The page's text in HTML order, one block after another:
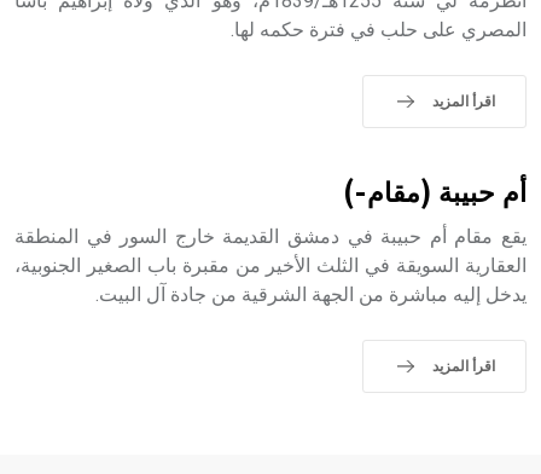
التاسع، وهم ينتسبون إلى أسرة أوسروين
sign تكتب منفصلة غير متصلة، وتعتمد المبدأ الأكوروفوني،
حيث تقتصر القيمة الصوتية للعلامة الك
المصري على حلب في فترة حكمه لها.
اقرأ المزيد
أم حبيبة (مقام-)
يقع مقام أم حبيبة في دمشق القديمة خارج السور في المنطقة
العقارية السويقة في الثلث الأخير من مقبرة باب الصغير الجنوبية،
يدخل إليه مباشرة من الجهة الشرقية من جادة آل البيت.
اقرأ المزيد